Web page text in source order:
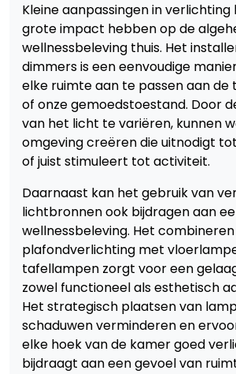
Kleine aanpassingen in verlichting
grote impact hebben op de
wellnessbeleving thuis. Het
dimmers is een eenvoudige
elke ruimte aan te passen aan de
of onze gemoedstoestand. Door
van het licht te variëren, kunnen
omgeving creëren die uitnodigt
of juist stimuleert tot activiteit.
Daarnaast kan het gebruik van
lichtbronnen ook bijdragen aan
wellnessbeleving. Het
plafondverlichting met
tafellampen zorgt voor een
zowel functioneel als esthetisch
Het strategisch plaatsen van
schaduwen verminderen en
elke hoek van de kamer goed
bijdraagt aan een gevoel van